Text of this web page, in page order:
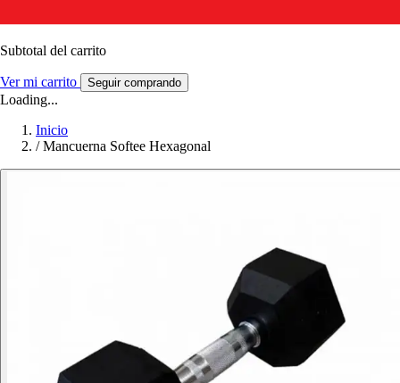
Subtotal del carrito
Ver mi carrito Seguir comprando
Loading...
Inicio
/ Mancuerna Softee Hexagonal